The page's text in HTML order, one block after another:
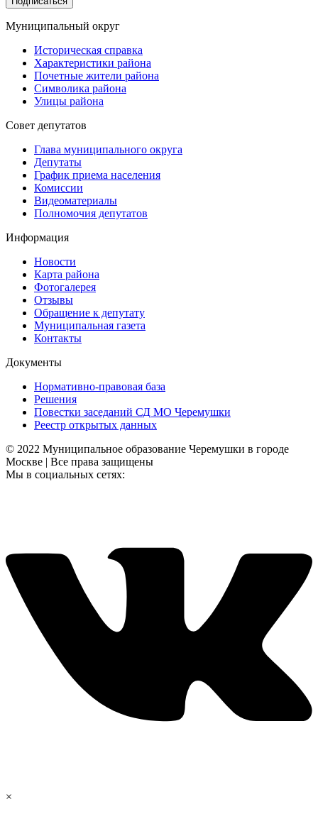
Муниципальный округ
Историческая справка
Характеристики района
Почетные жители района
Символика района
Улицы района
Совет депутатов
Глава муниципального округа
Депутаты
График приема населения
Комиссии
Видеоматериалы
Полномочия депутатов
Информация
Новости
Карта района
Фотогалерея
Отзывы
Обращение к депутату
Муниципальная газета
Контакты
Документы
Нормативно-правовая база
Решения
Повестки заседаний СД МО Черемушки
Реестр открытых данных
© 2022 Муниципальное образование Черемушки в городе
Москве | Все права защищены
Мы в социальных сетях:
×